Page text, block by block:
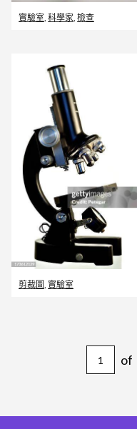
實驗室 科學家 檢查
剪裁圖, 實驗室
of